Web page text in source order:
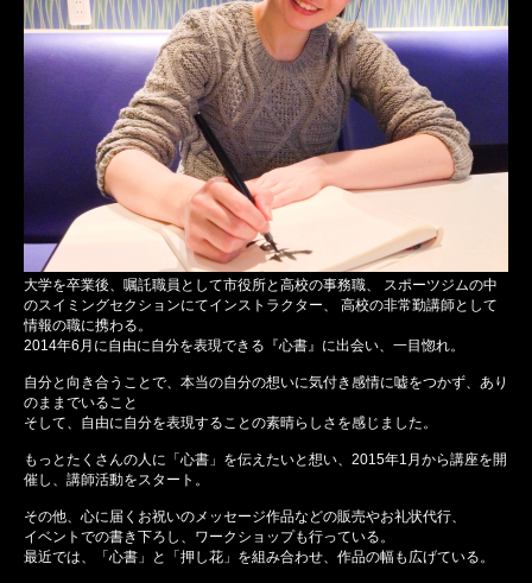
大学を卒業後、嘱託職員として市役所と高校の事務職、 スポーツジムの中
のスイミングセクションにてインストラクター、 高校の非常勤講師として
情報の職に携わる。
2014年6月に自由に自分を表現できる『心書』に出会い、一目惚れ。
自分と向き合うことで、本当の自分の想いに気付き感情に嘘をつかず、あり
のままでいること
そして、自由に自分を表現することの素晴らしさを感じました。
もっとたくさんの人に「心書」を伝えたいと想い、2015年1月から講座を開
催し、講師活動をスタート。
その他、心に届くお祝いのメッセージ作品などの販売やお礼状代行、
イベントでの書き下ろし、ワークショップも行っている。
最近では、「心書」と「押し花」を組み合わせ、作品の幅も広げている。